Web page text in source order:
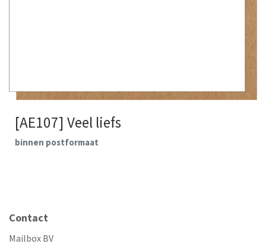
[AE107] Veel liefs
binnen postformaat
Contact
Mailbox BV